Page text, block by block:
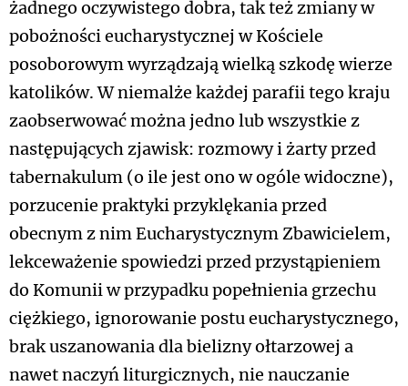
żadnego oczywistego dobra, tak też zmiany w
pobożności eucharystycznej w Kościele
posoborowym wyrządzają wielką szkodę wierze
katolików. W niemalże każdej parafii tego kraju
zaobserwować można jedno lub wszystkie z
następujących zjawisk: rozmowy i żarty przed
tabernakulum (o ile jest ono w ogóle widoczne),
porzucenie praktyki przyklękania przed
obecnym z nim Eucharystycznym Zbawicielem,
lekceważenie spowiedzi przed przystąpieniem
do Komunii w przypadku popełnienia grzechu
ciężkiego, ignorowanie postu eucharystycznego,
brak uszanowania dla bielizny ołtarzowej a
nawet naczyń liturgicznych, nie nauczanie